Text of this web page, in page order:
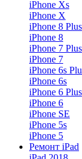
iPhone Xs
iPhone X
iPhone 8 Plus
iPhone 8
iPhone 7 Plus
iPhone 7
iPhone 6s
iPhone 6s
iPhone 6 Plus
iPhone 6
iPhone SE
iPhone 5s
iPhone 5
Ремонт iPad